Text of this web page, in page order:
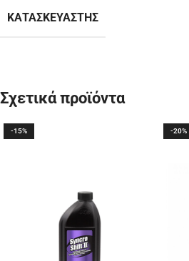
ΚΑΤΑΣΚΕΥΑΣΤΉΣ
Σχετικά προϊόντα
-15% -20%